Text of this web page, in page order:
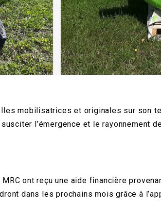
mobilisatrices et originales sur son
l’émergence et le rayonnement
ont reçu une aide financière
dans les prochains mois grâce à